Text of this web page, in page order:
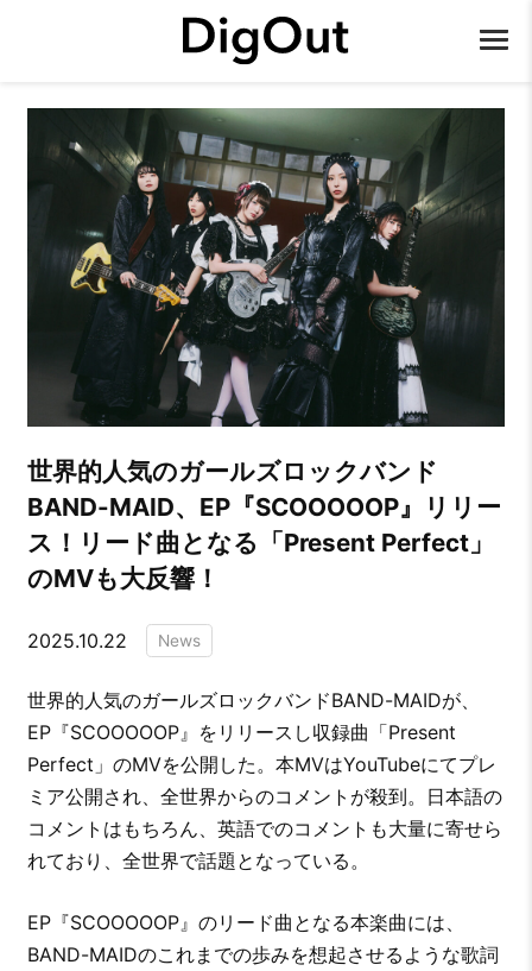
世界的人気のガールズロックバンド
BAND-MAID、EP『SCOOOOOP』リリー
ス！リード曲となる「Present Perfect」
のMVも大反響！
2025.10.22 News
世界的人気のガールズロックバンドBAND-MAIDが、
EP『SCOOOOOP』をリリースし収録曲「Present
Perfect」のMVを公開した。本MVはYouTubeにてプレ
ミア公開され、全世界からのコメントが殺到。日本語の
コメントはもちろん、英語でのコメントも大量に寄せら
れており、全世界で話題となっている。
EP『SCOOOOOP』のリード曲となる本楽曲には、
BAND-MAIDのこれまでの歩みを想起させるような歌詞